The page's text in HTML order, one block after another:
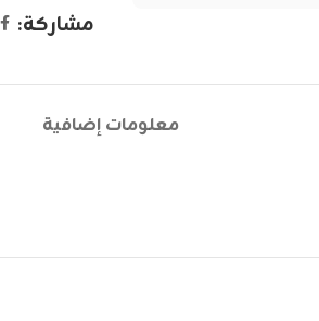
مشاركة:
معلومات إضافية